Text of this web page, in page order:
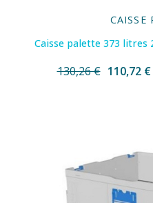
CAISSE
Caisse palette 373 litres
130,26 € 110,72 €